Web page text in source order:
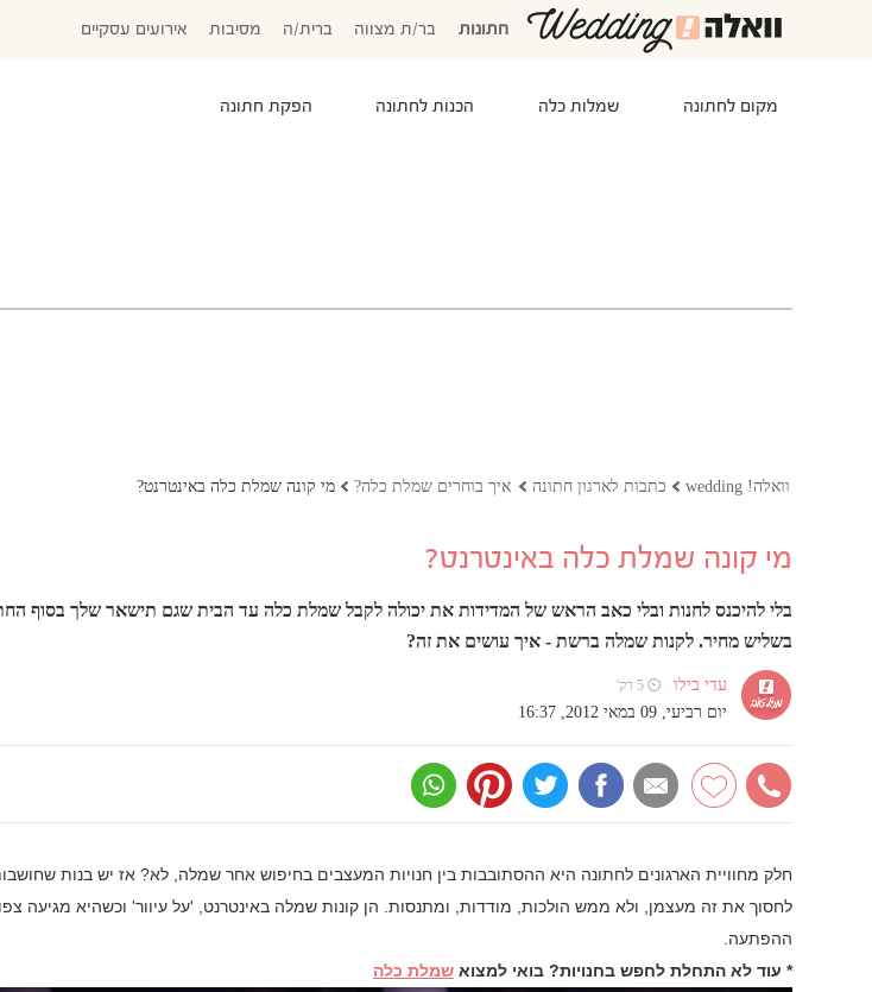
חתונות בר/ת מצווה ברית/ה מסיבות אירועים עסקיים
מקום לחתונה שמלות כלה הכנות לחתונה הפקת חתונה
וואלה! wedding כתבות לארגון חתונה איך בוחרים שמלת כלה? מי קונה שמלת כלה באינטרנט?
מי קונה שמלת כלה באינטרנט?
בלי להיכנס לחנות ובלי כאב הראש של המדידות את יכולה לקבל שמלת כלה עד הבית שגם תישאר שלך בסוף
בשליש מחיר. לקנות שמלה ברשת - איך עושים את זה?
עדי בילו ⏲ 5 דק'
יום רביעי, 09 במאי 2012, 16:37
חלק מחוויית הארגונים לחתונה היא ההסתובבות בין חנויות המעצבים בחיפוש אחר שמלה, לא? אז יש בנות
לחסוך את זה מעצמן, ולא ממש הולכות, מודדות, ומתנסות. הן קונות שמלה באינטרנט, 'על עיוור' וכשהיא מגיעה
ההפתעה.
* עוד לא התחלת לחפש בחנויות? בואי למצואשמלת כלה